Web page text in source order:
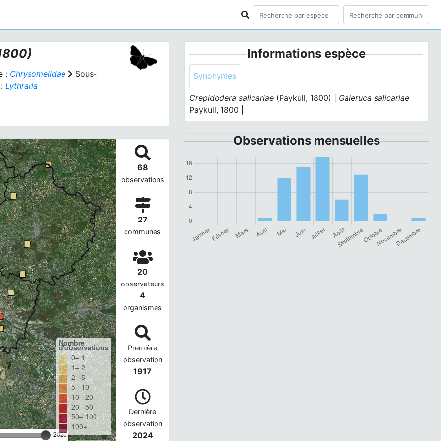
: Chrysomelidae
Sous-
Lythraria
2026
Nombre
d'observations
0– 1
1– 2
2– 5
5– 10
10– 20
20– 50
50– 100
100+
68
observations
27
communes
20
observateurs
4
organismes
Première
observation
1917
Dernière
observation
2024
Informations espèce
Synonymes
Crepidodera salicariae (Paykull, 1800) | Galeruca salicariae
Paykull, 1800 |
Observations mensuelles